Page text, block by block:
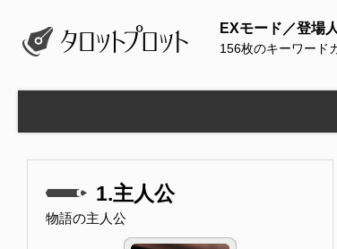
EXモード／登場
156枚のキーワード
1.主人公
物語の主人公